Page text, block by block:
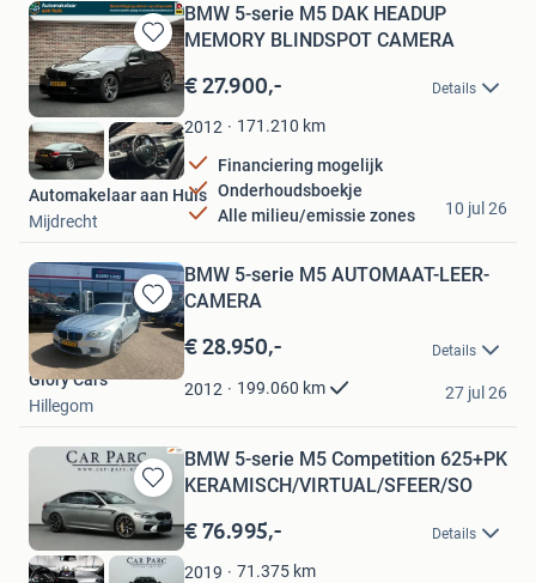
Bewaren
in
Mijn
Favorieten
BMW 5-serie M5 DAK HEADUP
MEMORY BLINDSPOT CAMERA
€ 27.900,- Details
2012 171.210 km
Financiering mogelijk
Onderhoudsboekje
Alle milieu/emissie zones
Automakelaar aan Huis
Mijdrecht
10 jul 26
Bewaren
in
Mijn
Favorieten
BMW 5-serie M5 AUTOMAAT-LEER-
CAMERA
€ 28.950,- Details
2012 199.060 km
Glory Cars
Hillegom
27 jul 26
Bewaren
in
Mijn
Favorieten
BMW 5-serie M5 Competition 625+PK
KERAMISCH/VIRTUAL/SFEER/SO
€ 76.995,- Details
2019 71.375 km